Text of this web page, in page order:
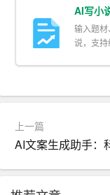
2. 写作辅助：平
过程中可以随时调
率。
3. 文章评估：满满
评估，从内容、
用户提升文章质量
4. 人工辅助：平台
中遇到难题可以随
AI写小
输入题
说，支持
上一篇